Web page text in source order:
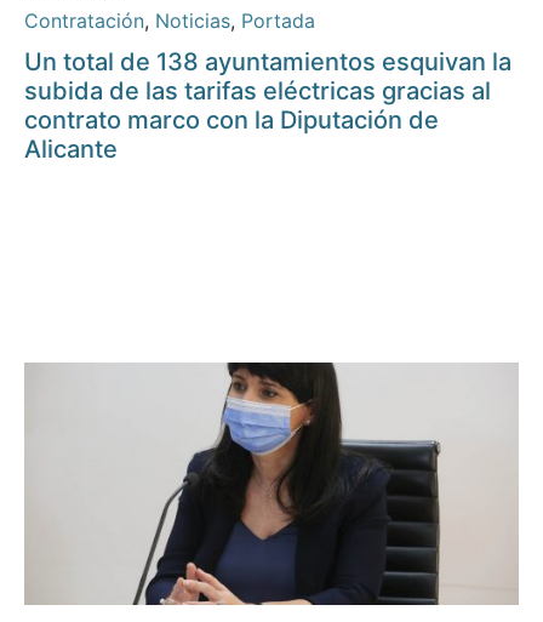
Contratación, Noticias, Portada
Un total de 138 ayuntamientos esquivan la
subida de las tarifas eléctricas gracias al
contrato marco con la Diputación de
Alicante